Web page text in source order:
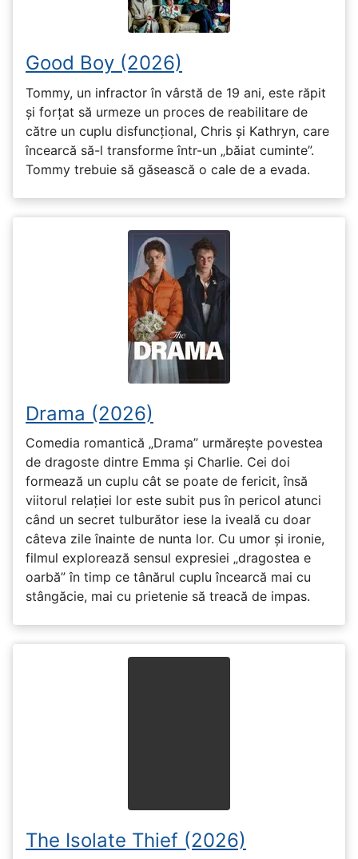
Good Boy (2026)
Tommy, un infractor în vârstă de 19 ani, este răpit
și forțat să urmeze un proces de reabilitare de
către un cuplu disfuncțional, Chris și Kathryn, care
încearcă să-l transforme într-un „băiat cuminte”.
Tommy trebuie să găsească o cale de a evada.
Drama (2026)
Comedia romantică „Drama” urmărește povestea
de dragoste dintre Emma și Charlie. Cei doi
formează un cuplu cât se poate de fericit, însă
viitorul relației lor este subit pus în pericol atunci
când un secret tulburător iese la iveală cu doar
câteva zile înainte de nunta lor. Cu umor și ironie,
filmul explorează sensul expresiei „dragostea e
oarbă” în timp ce tânărul cuplu încearcă mai cu
stângăcie, mai cu prietenie să treacă de impas.
The Isolate Thief (2026)